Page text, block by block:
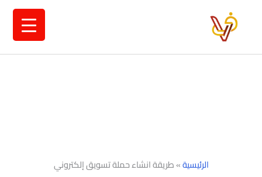
الرئيسية»طريقة انشاء حملة تسويق إلكتروني